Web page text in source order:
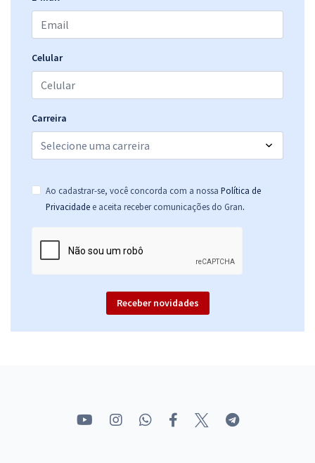
Celular
Carreira
Ao cadastrar-se, você concorda com a nossa Política de
Privacidade e aceita receber comunicações do Gran.
Receber novidades